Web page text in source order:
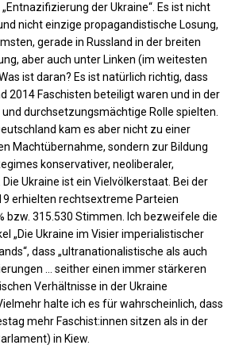
der Ukraine“. Es ist nicht
nicht einzige propagandistische Losung,
gerade in Russland in der breiten
aber auch unter Linken (im weitesten
ist daran? Es ist natürlich richtig, dass
2014 Faschisten beteiligt waren und in der
durchsetzungsmächtige Rolle spielten.
kam es aber nicht zu einer
Machtübernahme, sondern zur Bildung
konservativer, neoliberaler,
Ukraine ist ein Vielvölkerstaat. Bei der
erhielten rechtsextreme Parteien
bzw. 315.530 Stimmen. Ich bezweifele die
„Die Ukraine im Visier imperialistischer
dass „ultranationalistische als auch
… seither einen immer stärkeren
Verhältnisse in der Ukraine
halte ich es für wahrscheinlich, dass
mehr Faschist:innen sitzen als in der
in Kiew.